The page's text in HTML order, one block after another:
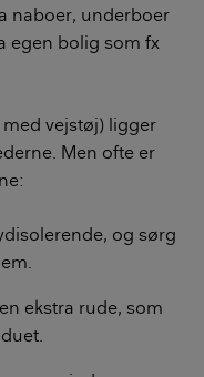
naboer, underboer
egen bolig som fx
vejstøj) ligger
Men ofte er
og sørg
ekstra rude, som